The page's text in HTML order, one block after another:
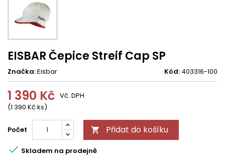
EISBAR Čepice Streif Cap SP
Značka:Eisbar Kód: 403316-100
1 390 Kč
(1 390 Kč ks)
Vč. DPH
Počet  Přidat do košíku
 Skladem na prodejně